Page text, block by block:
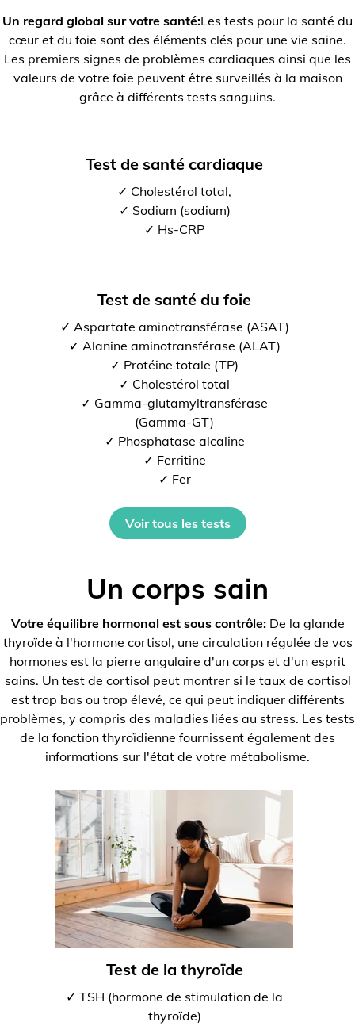
Un regard global sur votre santé:Les tests pour la santé du
cœur et du foie sont des éléments clés pour une vie saine.
Les premiers signes de problèmes cardiaques ainsi que les
valeurs de votre foie peuvent être surveillés à la maison
grâce à différents tests sanguins.
Test de santé cardiaque
✓ Cholestérol total,
✓ Sodium (sodium)
✓ Hs-CRP
Test de santé du foie
✓ Aspartate aminotransférase (ASAT)
✓ Alanine aminotransférase (ALAT)
✓ Protéine totale (TP)
✓ Cholestérol total
✓ Gamma-glutamyltransférase
(Gamma-GT)
✓ Phosphatase alcaline
✓ Ferritine
✓ Fer
Voir tous les tests
Un corps sain
Votre équilibre hormonal est sous contrôle:De la glande
thyroïde à l'hormone cortisol, une circulation régulée de vos
hormones est la pierre angulaire d'un corps et d'un esprit
sains. Un test de cortisol peut montrer si le taux de cortisol
est trop bas ou trop élevé, ce qui peut indiquer différents
problèmes, y compris des maladies liées au stress. Les tests
de la fonction thyroïdienne fournissent également des
informations sur l'état de votre métabolisme.
Test de la thyroïde
✓ TSH (hormone de stimulation de la
thyroïde)